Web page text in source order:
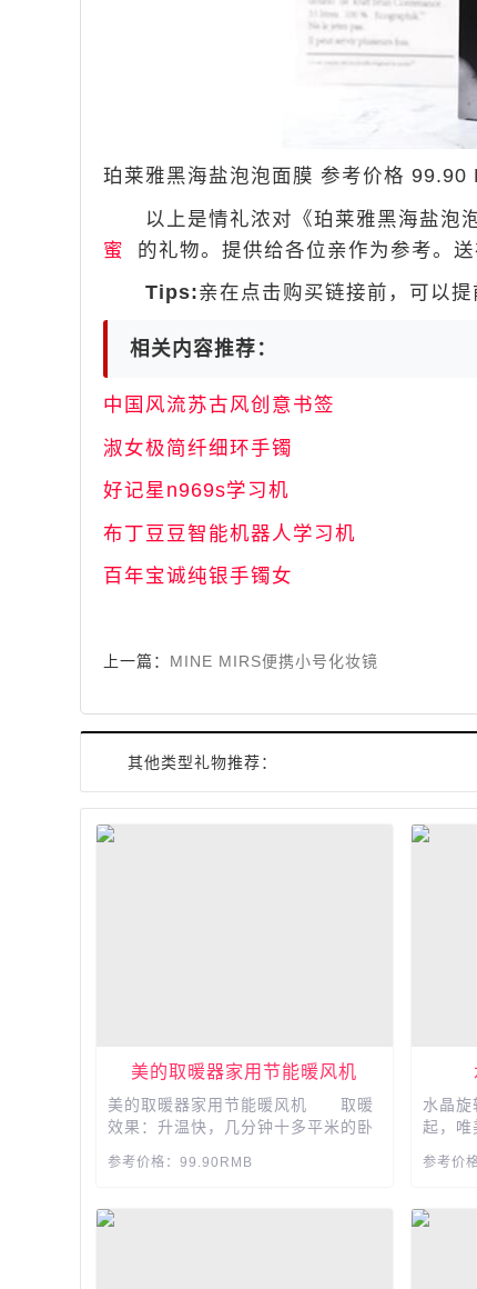
珀莱雅黑海盐泡泡面膜 参考价格 99.90
以上是情礼浓对《珀莱雅黑海盐泡
蜜 的礼物。提供给各位亲作为参考。
Tips:亲在点击购买链接前，可以
相关内容推荐：
中国风流苏古风创意书签
淑女极简纤细环手镯
好记星n969s学习机
布丁豆豆智能机器人学习机
百年宝诚纯银手镯女
上一篇： MINE MIRS便携小号化妆镜
其他类型礼物推荐：
美的取暖器家用节能暖风机
美的取暖器家用节能暖风机 取暖
效果：升温快，几分钟十多平米的卧
气上档次比空调要省电太多了。...
参考价格：99.90RMB
水晶
起，唯
典曲目
如幻，
参考价